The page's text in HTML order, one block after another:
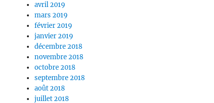
avril 2019
mars 2019
février 2019
janvier 2019
décembre 2018
novembre 2018
octobre 2018
septembre 2018
août 2018
juillet 2018